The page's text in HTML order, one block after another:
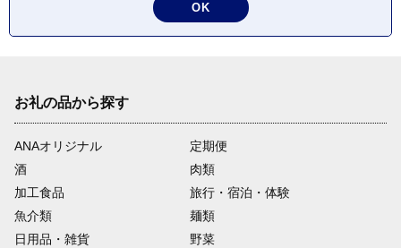
お礼の品から探す
ANAオリジナル
定期便
酒
肉類
加工食品
旅行・宿泊・体験
魚介類
麺類
日用品・雑貨
野菜
OK